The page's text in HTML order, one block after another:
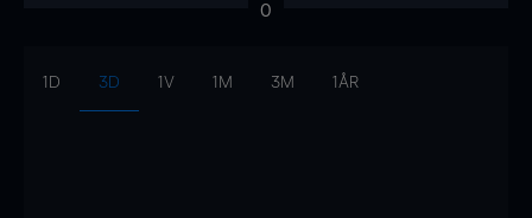
0
1D 3D 1V 1M 3M 1ÅR